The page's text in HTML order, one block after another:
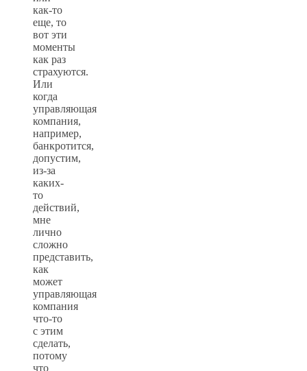
как-то
еще, то
вот эти
моменты
как раз
страхуются.
Или
когда
управляющая
компания,
например,
банкротится,
допустим,
из-за
каких-
то
действий,
мне
лично
сложно
представить,
как
может
управляющая
компания
что-то
с этим
сделать,
потому
что